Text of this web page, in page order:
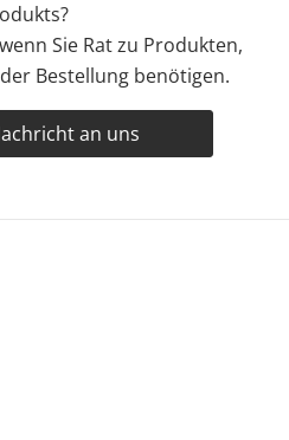
Sie Rat zu Produkten,
Bestellung benötigen.
an uns